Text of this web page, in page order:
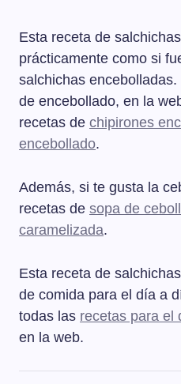
Esta receta de
prácticamente como si
salchichas
de encebollado, en la
recetas de chipirones
encebollado.
Además, si te gusta la
recetas de sopa de
caramelizada.
Esta receta de
de comida para el día a
todas las recetas para el
en la web.